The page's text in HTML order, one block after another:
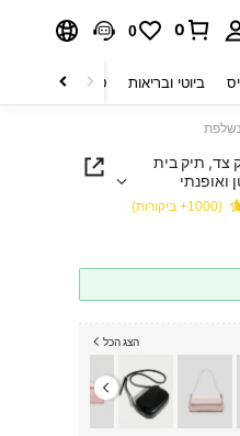
0
0
ביוטי ובריאות טקסטיל לבית
צד, תיק בית
ואופנתי
(1000+ ביקורות)
הצג הכל